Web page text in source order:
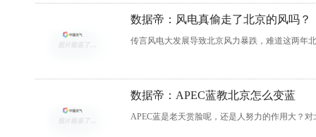
数据帝：风电真偷走了北京的风吗？
传言风电大发展导致北京风力暴跌，难道这两年
数据帝：APEC蓝教北京怎么变蓝
APEC蓝是老天赏脸呢，还是人努力的作用大？对